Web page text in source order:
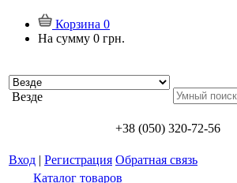
Корзина 0
На сумму 0 грн.
Везде
+38 (050) 320-72-56
Вход | Регистрация Обратная связь
Каталог товаров